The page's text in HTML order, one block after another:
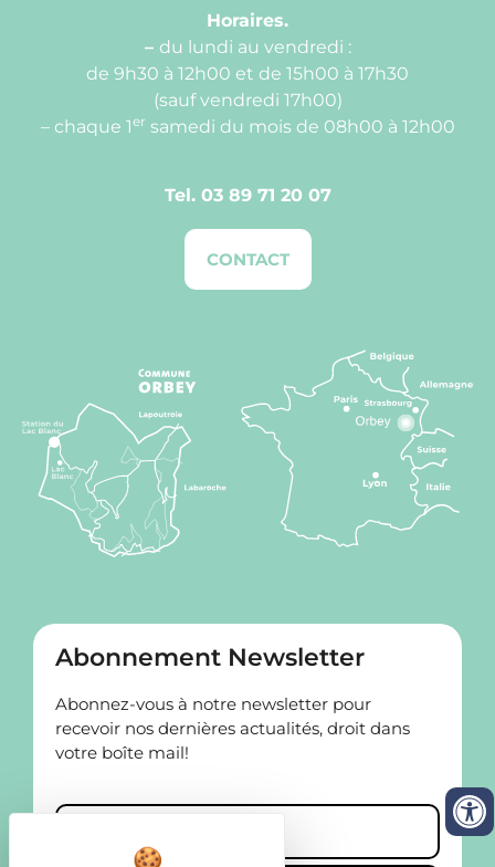
Horaires.
– du lundi au vendredi :
de 9h30 à 12h00 et de 15h00 à 17h30
(sauf vendredi 17h00)
– chaque 1er samedi du mois de 08h00 à 12h00
Tel. 03 89 71 20 07
CONTACT
Abonnement Newsletter
Abonnez-vous à notre newsletter pour
recevoir nos dernières actualités, droit dans
votre boîte mail!